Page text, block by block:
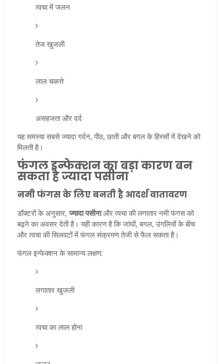
त्वचा में जलन
तेज खुजली
लाल चकत्ते
असहजता और दर्द
यह समस्या सबसे ज्यादा गर्दन, पीठ, छाती और बगल के हिस्सों में देखने को
मिलती है।
फंगल इन्फेक्शन का बड़ा कारण बन
सकता है ज्यादा पसीना
नमी फंगस के लिए बनती है आदर्श वातावरण
डॉक्टरों के अनुसार, ज्यादा पसीनाऔर त्वचा की लगातार नमी फंगस को
बढ़ने का अवसर देती है। यही कारण है कि जांघों, बगल, उंगलियों के बीच
और त्वचा की सिलवटों में फंगल संक्रमण तेजी से फैल सकता है।
फंगल इन्फेक्शन के सामान्य लक्षण:
लगातार खुजली
त्वचा का लाल होना